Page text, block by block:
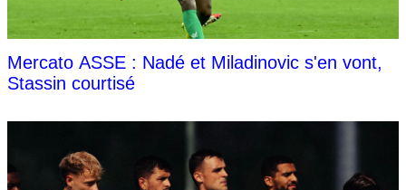
Mercato ASSE : Nadé et Miladinovic s'en vont,
Stassin courtisé